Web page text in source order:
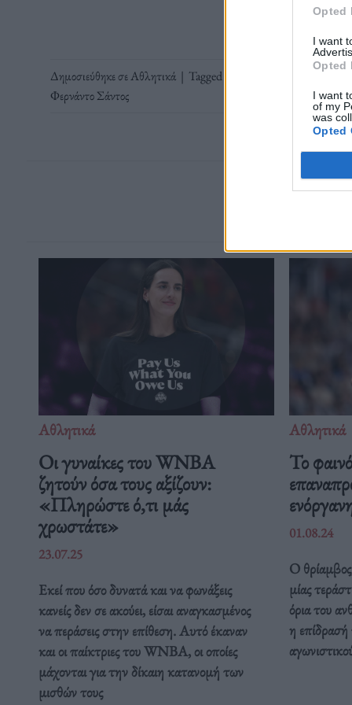
Opted
I want
Opted
I want
of my
was
Opted
Δημοσιεύθηκε σεΑθλητικά | Tagged Εν Νεσίρι
Φερνάντο Σάντος
Αθλητικά
Οι γυναίκες του WNBA
ζητούν όσα τους αξίζουν:
«Πληρώστε ό,τι μάς
χρωστάτε»
23.07.25
Εκεί που όσο δυνατά και να φωνάξεις
κανείς δεν σε ακούει, είσαι αναγκασμένος
να περάσεις στην επίθεση. Αυτό έκαναν
και οι παίκτριες του WNBA, οι οποίες
μάχονται για την δίκαιη κατανομή των
μισθών τους
Αθλητικά
Το
01.08.24
Ο
μίας
όρια του
η επίδρασή